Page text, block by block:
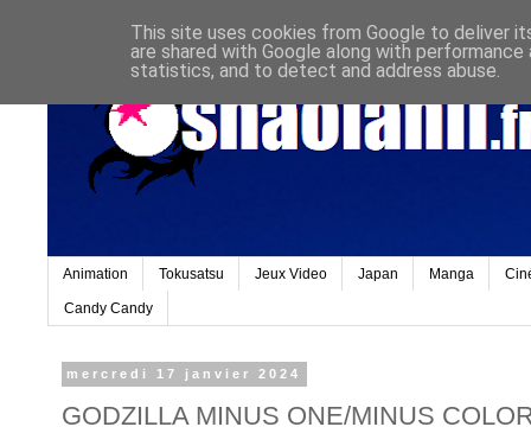
Animation Tokusatsu Jeux Video Japan Manga
Candy Candy
mercredi 17 janvier 2024
GODZILLA MINUS ONE/MINUS
This site uses cookies from Google to deliver
are shared with Google along with
statistics, and to detect and address abuse.